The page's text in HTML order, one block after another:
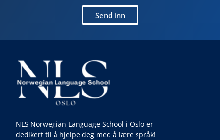
Send inn
NLS Norwegian Language School i Oslo er
dedikert til å hjelpe deg med å lære språk!